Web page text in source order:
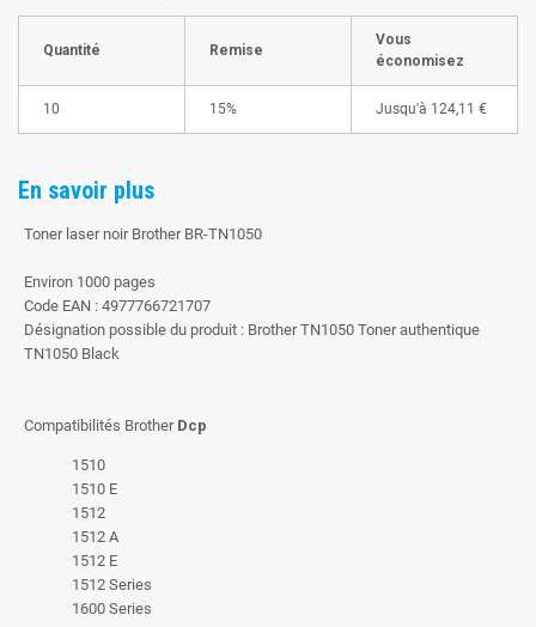
Quantité Remise
Vous
économisez
10 15% Jusqu'à 124,11 €
En savoir plus
Toner laser noir Brother BR-TN1050
Environ 1000 pages
Code EAN : 4977766721707
Désignation possible du produit : Brother TN1050 Toner authentique
TN1050 Black
Compatibilités Brother Dcp
1510
1510 E
1512
1512 A
1512 E
1512 Series
1600 Series